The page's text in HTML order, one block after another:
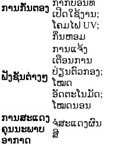
ການກັ່ນຕອງ
ກາກບອນທີ່
ເປີດໃຊ້ງານ;
ໂຄມໄຟ UV;
ກິ່ນຫອມ
ຟັງຊັນຕ່າງໆ
ການແຈ້ງ
ເຕືອນການ
ປ່ຽນຕົວກອງ;
ໂໝດ
ອັດຕະໂນມັດ;
ໂໝດນອນ
ການສະແດງ
ຄຸນນະພາບ
ອາກາດ
ຈໍສະແດງຜົນ
ສີ